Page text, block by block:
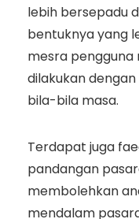
lebih bersepadu
bentuknya yang
mesra
dilakukan
bila-bila masa.
Terdapat juga
pandangan
membolehkan
mendalam